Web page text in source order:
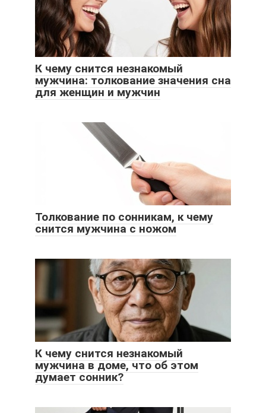
К чему снится незнакомый
мужчина: толкование значения сна
для женщин и мужчин
Толкование по сонникам, к чему
снится мужчина с ножом
К чему снится незнакомый
мужчина в доме, что об этом
думает сонник?